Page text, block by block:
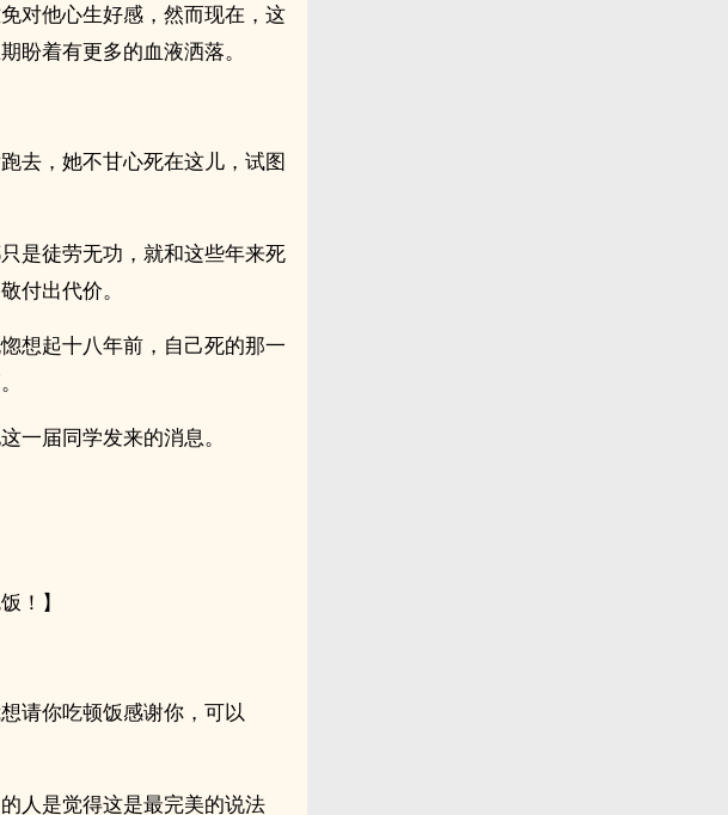
对他心生好感，然而现在，这
盼着有更多的血液洒落。
去，她不甘心死在这儿，试图
是徒劳无功，就和这些年来死
付出代价。
想起十八年前，自己死的那一
一届同学发来的消息。
！】
请你吃顿饭感谢你，可以
人是觉得这是最完美的说法